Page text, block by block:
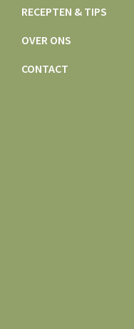
RECEPTEN & TIPS
OVER ONS
CONTACT